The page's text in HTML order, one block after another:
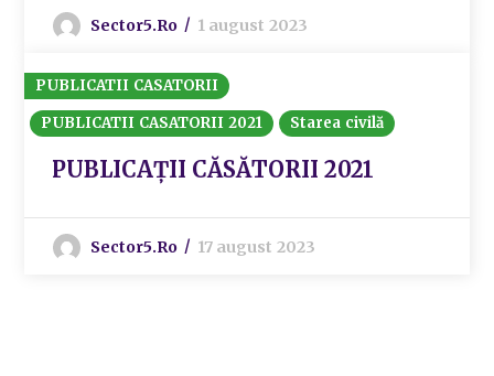
Sector5.ro 1 august 2023
PUBLICATII CASATORII
PUBLICATII CASATORII 2021
Starea civilă
PUBLICAȚII CĂSĂTORII 2021
Sector5.ro 17 august 2023